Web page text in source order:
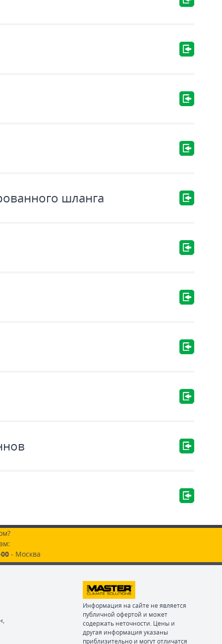
шланга
- Москва
Информация на сайте не является
публичной офертой и может
содержать неточности. Цены и
другая информация указаны
приблизительно и могут отличатся